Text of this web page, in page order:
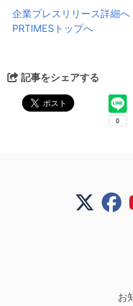
企業プレスリリース詳細へ
PRTIMESトップへ
記事をシェアする
お